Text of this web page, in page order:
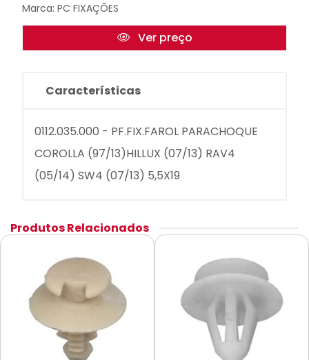
Marca: PC FIXAÇÕES
Ver preço
Características
0112.035.000 - PF.FIX.FAROL PARACHOQUE
COROLLA (97/13)HILLUX (07/13) RAV4
(05/14) SW4 (07/13) 5,5X19
Produtos Relacionados